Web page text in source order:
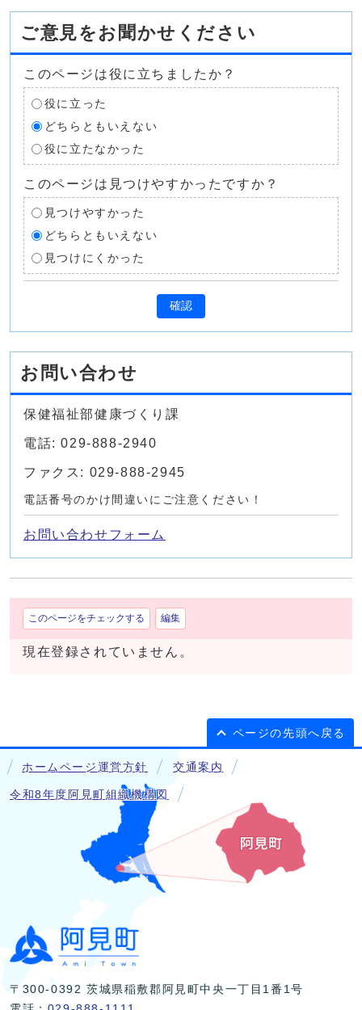
ご意見をお聞かせください
このページは役に立ちましたか？
役に立った
どちらともいえない
役に立たなかった
このページは見つけやすかったですか？
見つけやすかった
どちらともいえない
見つけにくかった
確認
お問い合わせ
保健福祉部健康づくり課
電話: 029-888-2940
ファクス: 029-888-2945
電話番号のかけ間違いにご注意ください！
お問い合わせフォーム
このページをチェックする 編集
現在登録されていません。
ページの先頭へ戻る
ホームページ運営方針 交通案内
令和8年度阿見町組織機構図
〒300-0392 茨城県稲敷郡阿見町中央一丁目1番1号